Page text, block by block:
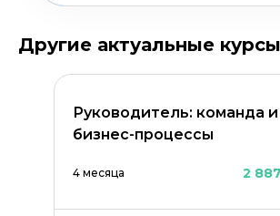
Другие актуальные курсы
Руководитель: команда и
бизнес-процессы
4 месяца 2